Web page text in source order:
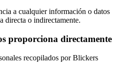
a cualquier información o datos
directa o indirectamente.
proporciona directamente
recopilados por Blickers